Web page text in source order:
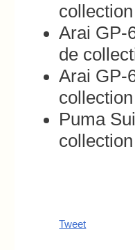
Arai GP-
de
Arai GP-
Puma
Tweet